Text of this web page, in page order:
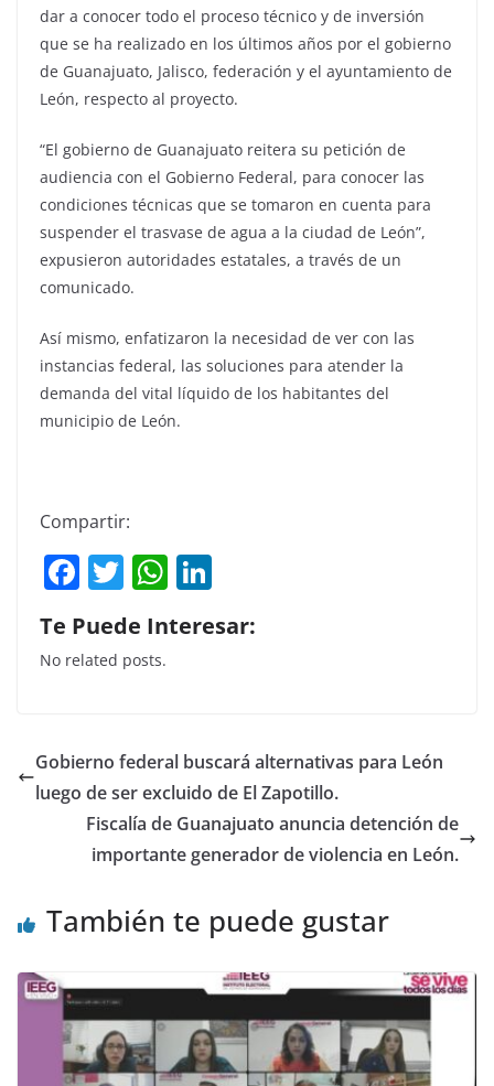
dar a conocer todo el proceso técnico y de inversión
que se ha realizado en los últimos años por el gobierno
de Guanajuato, Jalisco, federación y el ayuntamiento de
León, respecto al proyecto.
“El gobierno de Guanajuato reitera su petición de
audiencia con el Gobierno Federal, para conocer las
condiciones técnicas que se tomaron en cuenta para
suspender el trasvase de agua a la ciudad de León”,
expusieron autoridades estatales, a través de un
comunicado.
Así mismo, enfatizaron la necesidad de ver con las
instancias federal, las soluciones para atender la
demanda del vital líquido de los habitantes del
municipio de León.
Compartir:
F
a
c
e
o
o
k
T
w
itt
er
W
h
at
p
p
k
n
Te Puede Interesar:
No related posts.
Gobierno federal buscará alternativas para León
luego de ser excluido de El Zapotillo.
Fiscalía de Guanajuato anuncia detención de
importante generador de violencia en León.
También te puede gustar